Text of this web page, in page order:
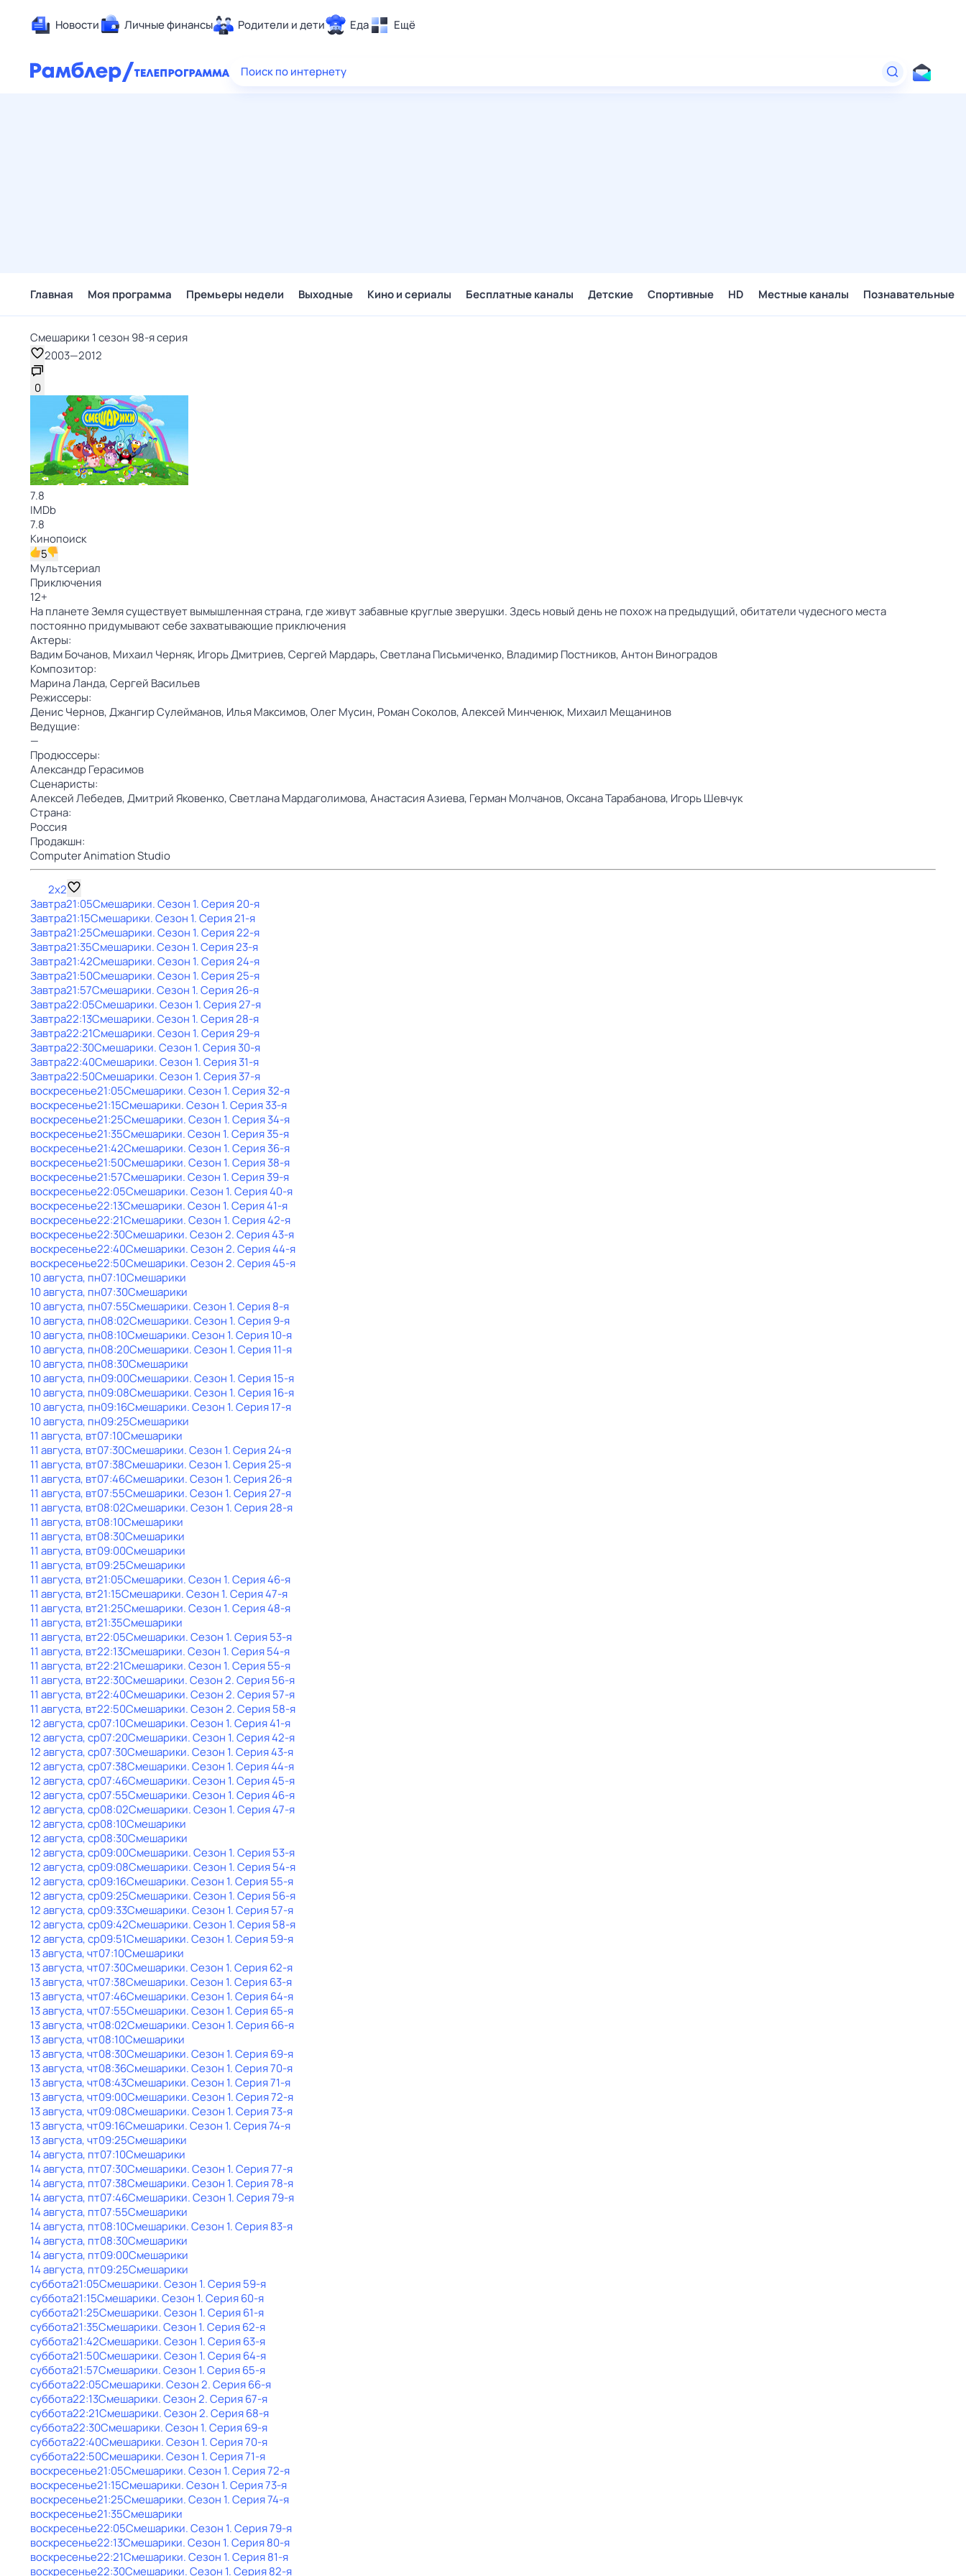
Новости Личные финансы Родители и дети Еда Ещё
Здоровье
Поиск по интернету
Главная Моя программа Премьеры недели Выходные Кино и сериалы Бесплатные каналы Детские Спортивные HD Местные каналы Познавательные
Смешарики 1 сезон 98-я серия
2003—2012
0
7.8
IMDb
7.8
Кинопоиск
5
Мультсериал
Приключения
12+
На планете Земля существует вымышленная страна, где живут забавные круглые зверушки. Здесь новый день не похож на предыдущий, обитатели чудесного места
постоянно придумывают себе захватывающие приключения
Актеры:
Вадим Бочанов, Михаил Черняк, Игорь Дмитриев,Сергей Мардарь,Светлана Письмиченко, Владимир Постников,Антон Виноградов
Композитор:
Марина Ланда,Сергей Васильев
Режиссеры:
Денис Чернов,Джангир Сулейманов, Илья Максимов,Олег Мусин, Роман Соколов,Алексей Минченюк, Михаил Мещанинов
Ведущие:
—
Продюссеры:
Александр Герасимов
Сценаристы:
Алексей Лебедев,Дмитрий Яковенко,Светлана Мардаголимова,Анастасия Азиева, Герман Молчанов,Оксана Тарабанова, Игорь Шевчук
Страна:
Россия
Продакшн:
Computer Animation Studio
2x2
Завтра21:05Смешарики. Сезон 1. Серия 20-я
Завтра21:15Смешарики. Сезон 1. Серия 21-я
Завтра21:25Смешарики. Сезон 1. Серия 22-я
Завтра21:35Смешарики. Сезон 1. Серия 23-я
Завтра21:42Смешарики. Сезон 1. Серия 24-я
Завтра21:50Смешарики. Сезон 1. Серия 25-я
Завтра21:57Смешарики. Сезон 1. Серия 26-я
Завтра22:05Смешарики. Сезон 1. Серия 27-я
Завтра22:13Смешарики. Сезон 1. Серия 28-я
Завтра22:21Смешарики. Сезон 1. Серия 29-я
Завтра22:30Смешарики. Сезон 1. Серия 30-я
Завтра22:40Смешарики. Сезон 1. Серия 31-я
Завтра22:50Смешарики. Сезон 1. Серия 37-я
воскресенье21:05Смешарики. Сезон 1. Серия 32-я
воскресенье21:15Смешарики. Сезон 1. Серия 33-я
воскресенье21:25Смешарики. Сезон 1. Серия 34-я
воскресенье21:35Смешарики. Сезон 1. Серия 35-я
воскресенье21:42Смешарики. Сезон 1. Серия 36-я
воскресенье21:50Смешарики. Сезон 1. Серия 38-я
воскресенье21:57Смешарики. Сезон 1. Серия 39-я
воскресенье22:05Смешарики. Сезон 1. Серия 40-я
воскресенье22:13Смешарики. Сезон 1. Серия 41-я
воскресенье22:21Смешарики. Сезон 1. Серия 42-я
воскресенье22:30Смешарики. Сезон 2. Серия 43-я
воскресенье22:40Смешарики. Сезон 2. Серия 44-я
воскресенье22:50Смешарики. Сезон 2. Серия 45-я
10 августа, пн07:10Смешарики
10 августа, пн07:30Смешарики
10 августа, пн07:55Смешарики. Сезон 1. Серия 8-я
10 августа, пн08:02Смешарики. Сезон 1. Серия 9-я
10 августа, пн08:10Смешарики. Сезон 1. Серия 10-я
10 августа, пн08:20Смешарики. Сезон 1. Серия 11-я
10 августа, пн08:30Смешарики
10 августа, пн09:00Смешарики. Сезон 1. Серия 15-я
10 августа, пн09:08Смешарики. Сезон 1. Серия 16-я
10 августа, пн09:16Смешарики. Сезон 1. Серия 17-я
10 августа, пн09:25Смешарики
11 августа, вт07:10Смешарики
11 августа, вт07:30Смешарики. Сезон 1. Серия 24-я
11 августа, вт07:38Смешарики. Сезон 1. Серия 25-я
11 августа, вт07:46Смешарики. Сезон 1. Серия 26-я
11 августа, вт07:55Смешарики. Сезон 1. Серия 27-я
11 августа, вт08:02Смешарики. Сезон 1. Серия 28-я
11 августа, вт08:10Смешарики
11 августа, вт08:30Смешарики
11 августа, вт09:00Смешарики
11 августа, вт09:25Смешарики
11 августа, вт21:05Смешарики. Сезон 1. Серия 46-я
11 августа, вт21:15Смешарики. Сезон 1. Серия 47-я
11 августа, вт21:25Смешарики. Сезон 1. Серия 48-я
11 августа, вт21:35Смешарики
11 августа, вт22:05Смешарики. Сезон 1. Серия 53-я
11 августа, вт22:13Смешарики. Сезон 1. Серия 54-я
11 августа, вт22:21Смешарики. Сезон 1. Серия 55-я
11 августа, вт22:30Смешарики. Сезон 2. Серия 56-я
11 августа, вт22:40Смешарики. Сезон 2. Серия 57-я
11 августа, вт22:50Смешарики. Сезон 2. Серия 58-я
12 августа, ср07:10Смешарики. Сезон 1. Серия 41-я
12 августа, ср07:20Смешарики. Сезон 1. Серия 42-я
12 августа, ср07:30Смешарики. Сезон 1. Серия 43-я
12 августа, ср07:38Смешарики. Сезон 1. Серия 44-я
12 августа, ср07:46Смешарики. Сезон 1. Серия 45-я
12 августа, ср07:55Смешарики. Сезон 1. Серия 46-я
12 августа, ср08:02Смешарики. Сезон 1. Серия 47-я
12 августа, ср08:10Смешарики
12 августа, ср08:30Смешарики
12 августа, ср09:00Смешарики. Сезон 1. Серия 53-я
12 августа, ср09:08Смешарики. Сезон 1. Серия 54-я
12 августа, ср09:16Смешарики. Сезон 1. Серия 55-я
12 августа, ср09:25Смешарики. Сезон 1. Серия 56-я
12 августа, ср09:33Смешарики. Сезон 1. Серия 57-я
12 августа, ср09:42Смешарики. Сезон 1. Серия 58-я
12 августа, ср09:51Смешарики. Сезон 1. Серия 59-я
13 августа, чт07:10Смешарики
13 августа, чт07:30Смешарики. Сезон 1. Серия 62-я
13 августа, чт07:38Смешарики. Сезон 1. Серия 63-я
13 августа, чт07:46Смешарики. Сезон 1. Серия 64-я
13 августа, чт07:55Смешарики. Сезон 1. Серия 65-я
13 августа, чт08:02Смешарики. Сезон 1. Серия 66-я
13 августа, чт08:10Смешарики
13 августа, чт08:30Смешарики. Сезон 1. Серия 69-я
13 августа, чт08:36Смешарики. Сезон 1. Серия 70-я
13 августа, чт08:43Смешарики. Сезон 1. Серия 71-я
13 августа, чт09:00Смешарики. Сезон 1. Серия 72-я
13 августа, чт09:08Смешарики. Сезон 1. Серия 73-я
13 августа, чт09:16Смешарики. Сезон 1. Серия 74-я
13 августа, чт09:25Смешарики
14 августа, пт07:10Смешарики
14 августа, пт07:30Смешарики. Сезон 1. Серия 77-я
14 августа, пт07:38Смешарики. Сезон 1. Серия 78-я
14 августа, пт07:46Смешарики. Сезон 1. Серия 79-я
14 августа, пт07:55Смешарики
14 августа, пт08:10Смешарики. Сезон 1. Серия 83-я
14 августа, пт08:30Смешарики
14 августа, пт09:00Смешарики
14 августа, пт09:25Смешарики
суббота21:05Смешарики. Сезон 1. Серия 59-я
суббота21:15Смешарики. Сезон 1. Серия 60-я
суббота21:25Смешарики. Сезон 1. Серия 61-я
суббота21:35Смешарики. Сезон 1. Серия 62-я
суббота21:42Смешарики. Сезон 1. Серия 63-я
суббота21:50Смешарики. Сезон 1. Серия 64-я
суббота21:57Смешарики. Сезон 1. Серия 65-я
суббота22:05Смешарики. Сезон 2. Серия 66-я
суббота22:13Смешарики. Сезон 2. Серия 67-я
суббота22:21Смешарики. Сезон 2. Серия 68-я
суббота22:30Смешарики. Сезон 1. Серия 69-я
суббота22:40Смешарики. Сезон 1. Серия 70-я
суббота22:50Смешарики. Сезон 1. Серия 71-я
воскресенье21:05Смешарики. Сезон 1. Серия 72-я
воскресенье21:15Смешарики. Сезон 1. Серия 73-я
воскресенье21:25Смешарики. Сезон 1. Серия 74-я
воскресенье21:35Смешарики
воскресенье22:05Смешарики. Сезон 1. Серия 79-я
воскресенье22:13Смешарики. Сезон 1. Серия 80-я
воскресенье22:21Смешарики. Сезон 1. Серия 81-я
воскресенье22:30Смешарики. Сезон 1. Серия 82-я